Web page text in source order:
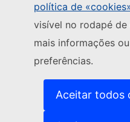
política de
visível no rodapé
mais informações
preferências.
Aceitar todos
Seguir a Comissão
Contacte-nos(Ligação
Comunicar uma
Línguas dos nossos
(Ligação externa)
Política de privacidade